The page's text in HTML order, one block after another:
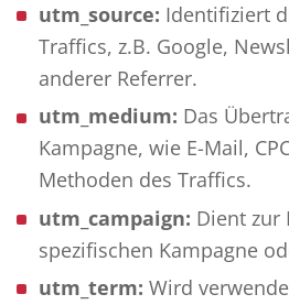
utm_source: Identifiziert
Traffics, z.B. Google,
anderer Referrer.
utm_medium: Das
Kampagne, wie E-Mail,
Methoden des Traffics.
utm_campaign: Dient zur
spezifischen Kampagne
utm_term: Wird